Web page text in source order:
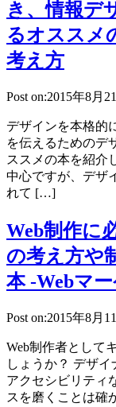
き、情報デ
るオススメ
考え方
Post on:2015年8月
デザインを本格的
を伝えるためのデ
ススメの本を紹介
中心ですが、デザ
れて […]
Web制作に
の考え方や
本 -Webマ
Post on:2015年8月
Web制作者として
しょうか？ デザ
アクセシビリティ
スを磨くことは確